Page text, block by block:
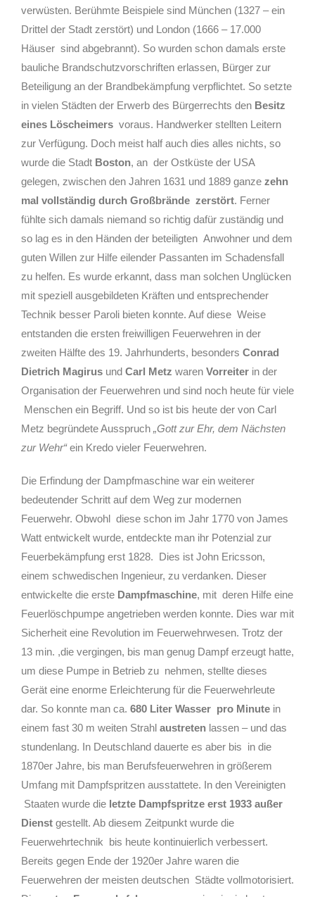
verwüsten. Berühmte Beispiele sind München (1327 – ein
Drittel der Stadt zerstört) und London (1666 – 17.000
Häuser sind abgebrannt). So wurden schon damals erste
bauliche Brandschutzvorschriften erlassen, Bürger zur
Beteiligung an der Brandbekämpfung verpflichtet. So setzte
in vielen Städten der Erwerb des Bürgerrechts den Besitz
eines Löscheimers voraus. Handwerker stellten Leitern
zur Verfügung. Doch meist half auch dies alles nichts, so
wurde die Stadt Boston, an der Ostküste der USA
gelegen, zwischen den Jahren 1631 und 1889 ganze zehn
mal vollständig durch Großbrände zerstört. Ferner
fühlte sich damals niemand so richtig dafür zuständig und
so lag es in den Händen der beteiligten Anwohner und dem
guten Willen zur Hilfe eilender Passanten im Schadensfall
zu helfen. Es wurde erkannt, dass man solchen Unglücken
mit speziell ausgebildeten Kräften und entsprechender
Technik besser Paroli bieten konnte. Auf diese Weise
entstanden die ersten freiwilligen Feuerwehren in der
zweiten Hälfte des 19. Jahrhunderts, besonders Conrad
Dietrich Magirus und Carl Metz waren Vorreiter in der
Organisation der Feuerwehren und sind noch heute für viele
Menschen ein Begriff. Und so ist bis heute der von Carl
Metz begründete Ausspruch „Gott zur Ehr, dem Nächsten
zur Wehr“ein Kredo vieler Feuerwehren.
Die Erfindung der Dampfmaschine war ein weiterer
bedeutender Schritt auf dem Weg zur modernen
Feuerwehr. Obwohl diese schon im Jahr 1770 von James
Watt entwickelt wurde, entdeckte man ihr Potenzial zur
Feuerbekämpfung erst 1828. Dies ist John Ericsson,
einem schwedischen Ingenieur, zu verdanken. Dieser
entwickelte die erste Dampfmaschine, mit deren Hilfe eine
Feuerlöschpumpe angetrieben werden konnte. Dies war mit
Sicherheit eine Revolution im Feuerwehrwesen. Trotz der
13 min. ,die vergingen, bis man genug Dampf erzeugt hatte,
um diese Pumpe in Betrieb zu nehmen, stellte dieses
Gerät eine enorme Erleichterung für die Feuerwehrleute
dar. So konnte man ca. 680 Liter Wasser pro Minute in
einem fast 30 m weiten Strahl austreten lassen – und das
stundenlang. In Deutschland dauerte es aber bis in die
1870er Jahre, bis man Berufsfeuerwehren in größerem
Umfang mit Dampfspritzen ausstattete. In den Vereinigten
Staaten wurde die letzte Dampfspritze erst 1933 außer
Dienst gestellt. Ab diesem Zeitpunkt wurde die
Feuerwehrtechnik bis heute kontinuierlich verbessert.
Bereits gegen Ende der 1920er Jahre waren die
Feuerwehren der meisten deutschen Städte vollmotorisiert.